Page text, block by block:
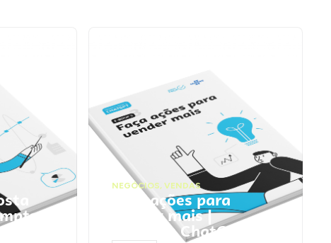
NEGÓCIOS, VENDAS
Faça ações para
vender mais |
Prompts ChatGPT